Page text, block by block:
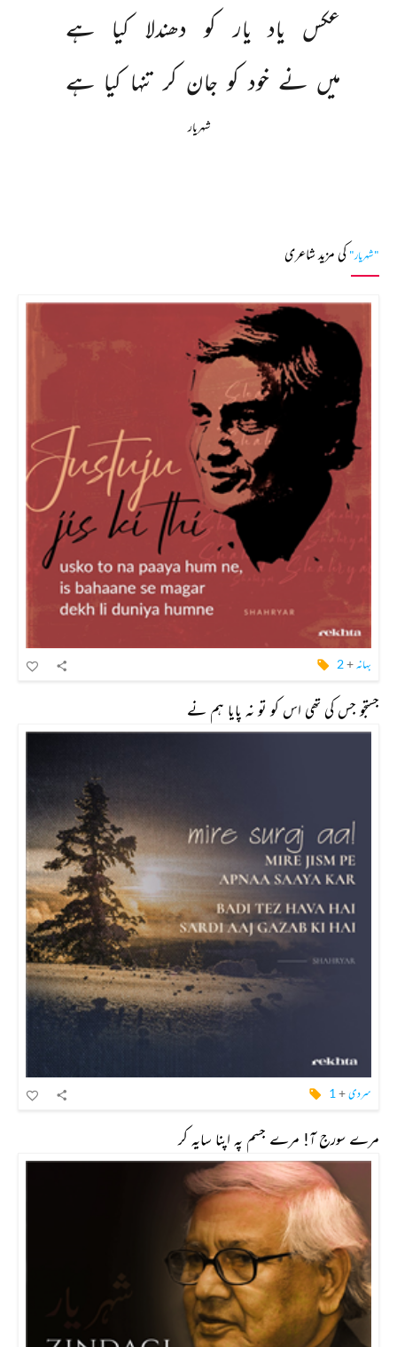
عکس یاد یار کو دھندلا کیا
ہے
میں نے خود کو جان کر تنہا کیا ہے
شہریار
"شہریار" کی مزید شاعری
بہانہ +
2
جستجو جس کی تھی اس کو تو نہ پایا ہم نے
سردی+
1
مرے سورج آ! مرے جسم پہ اپنا سایہ کر